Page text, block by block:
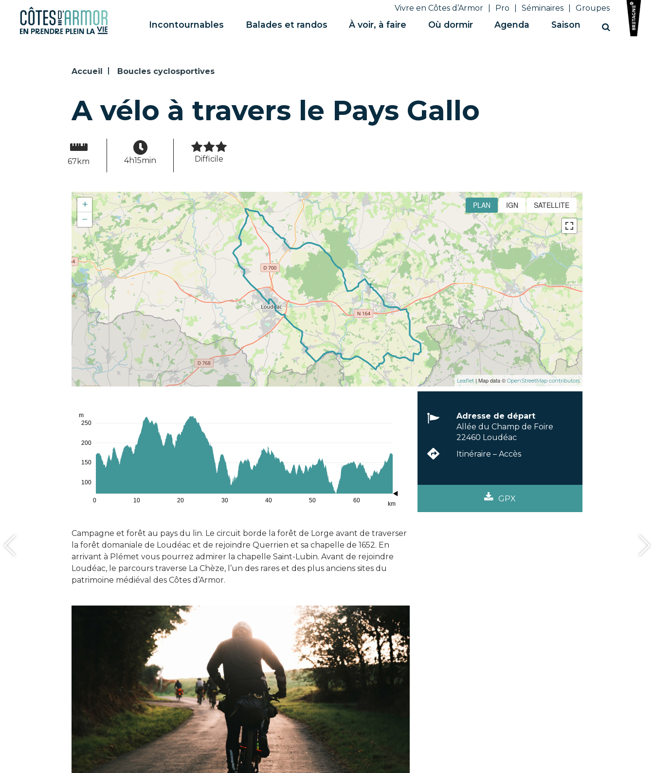
Panneau de gestion des cookies Vivre en Côtes d’Armor Pro Séminaires Groupes
Incontournables Balades et randos À voir, à faire Où dormir Agenda Saison
Accueil Boucles cyclosportives
A vélo à travers le Pays Gallo
67km 4h15min Difficile
+
−
PLAN IGN SATELLITE
Leaflet | Map data © OpenStreetMap contributors
0 10 20 30 40 50 60
km
100
150
200
250
m
Campagne et forêt au pays du lin. Le circuit borde la forêt de Lorge avant de traverser
la forêt domaniale de Loudéac et de rejoindre Querrien et sa chapelle de 1652. En
arrivant à Plémet vous pourrez admirer la chapelle Saint-Lubin. Avant de rejoindre
Loudéac, le parcours traverse La Chèze, l’un des rares et des plus anciens sites du
patrimoine médiéval des Côtes d’Armor.
Adresse de départ
Allée du Champ de Foire
22460 Loudéac
Itinéraire – Accès
GPX